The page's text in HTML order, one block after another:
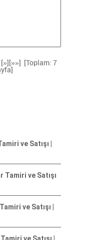
[»] [»»]
[Toplam: 7
ve Satışı |
Tamiri ve Satışı
ve Satışı |